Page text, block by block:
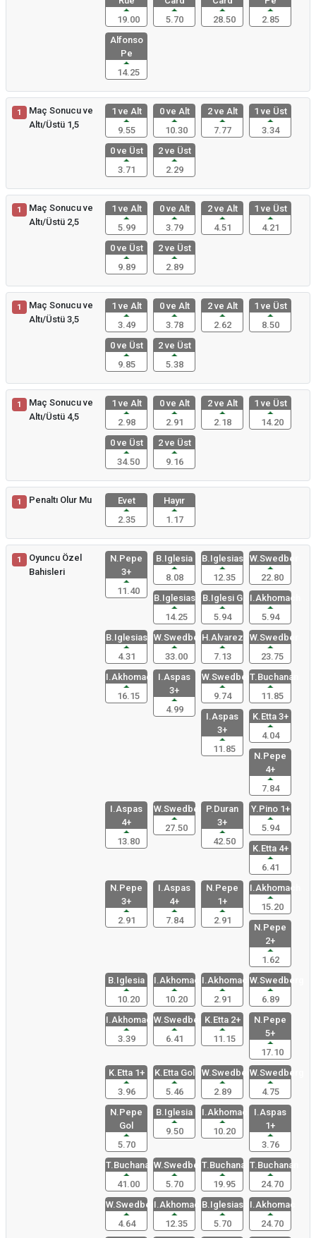
19.00
5.70
28.50
2.85
Alfonso
Pe
14.25
1
Maç Sonucu ve
Altı/Üstü 1,5
1 ve Alt
9.55
0 ve Alt
10.30
2 ve Alt
7.77
1 ve Üst
3.34
0 ve Üst
3.71
2 ve Üst
2.29
1
Maç Sonucu ve
Altı/Üstü 2,5
1 ve Alt
5.99
0 ve Alt
3.79
2 ve Alt
4.51
1 ve Üst
4.21
0 ve Üst
9.89
2 ve Üst
2.89
1
Maç Sonucu ve
Altı/Üstü 3,5
1 ve Alt
3.49
0 ve Alt
3.78
2 ve Alt
2.62
1 ve Üst
8.50
0 ve Üst
9.85
2 ve Üst
5.38
1
Maç Sonucu ve
Altı/Üstü 4,5
1 ve Alt
2.98
0 ve Alt
2.91
2 ve Alt
2.18
1 ve Üst
14.20
0 ve Üst
34.50
2 ve Üst
9.16
1 Penaltı Olur Mu
Evet
2.35
Hayır
1.17
1
Oyuncu Özel
Bahisleri
N.Pepe
3+
11.40
B.Iglesia
8.08
B.Iglesias
12.35
W.Swedber
22.80
B.Iglesias
14.25
B.Iglesi G
5.94
I.Akhomach
5.94
B.Iglesias
4.31
W.Swedberg
33.00
H.Alvarez
7.13
W.Swedber
23.75
I.Akhomac
16.15
I.Aspas
3+
4.99
W.Swedber
9.74
T.Buchanan
11.85
I.Aspas
3+
11.85
K.Etta 3+
4.04
N.Pepe
4+
7.84
I.Aspas
4+
13.80
W.Swedber
27.50
P.Duran
3+
42.50
Y.Pino 1+
5.94
K.Etta 4+
6.41
N.Pepe
3+
2.91
I.Aspas
4+
7.84
N.Pepe
1+
2.91
I.Akhomach
15.20
N.Pepe
2+
1.62
B.Iglesia
10.20
I.Akhomac
10.20
I.Akhomach
2.91
W.Swedberg
6.89
I.Akhomach
3.39
W.Swedber
6.41
K.Etta 2+
11.15
N.Pepe
5+
17.10
K.Etta 1+
3.96
K.Etta Gol
5.46
W.Swedberg
2.89
W.Swedberg
4.75
N.Pepe
Gol
5.70
B.Iglesia
9.50
I.Akhomac
10.20
I.Aspas
1+
3.76
T.Buchana
41.00
W.Swedberg
5.70
T.Buchana
19.95
T.Buchanan
24.70
W.Swedberg
4.64
I.Akhomac
12.35
B.Iglesias
5.70
I.Akhomac
24.70